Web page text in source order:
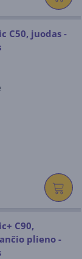
C50, juodas -
C90,
plieno -